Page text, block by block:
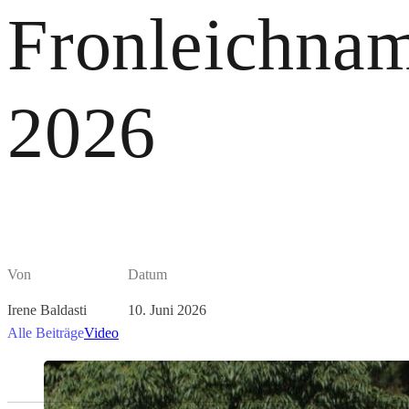
2026
Von
Irene Baldasti
Datum
10. Juni 2026
Alle BeiträgeVideo